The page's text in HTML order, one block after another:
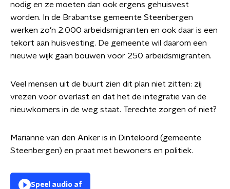
nodig en ze moeten dan ook ergens gehuisvest
worden. In de Brabantse gemeente Steenbergen
werken zo’n 2.000 arbeidsmigranten en ook daar is een
tekort aan huisvesting. De gemeente wil daarom een
nieuwe wijk gaan bouwen voor 250 arbeidsmigranten.
Veel mensen uit de buurt zien dit plan niet zitten: zij
vrezen voor overlast en dat het de integratie van de
nieuwkomers in de weg staat. Terechte zorgen of niet?
Marianne van den Anker is in Dinteloord (gemeente
Steenbergen) en praat met bewoners en politiek.
Speel audio af